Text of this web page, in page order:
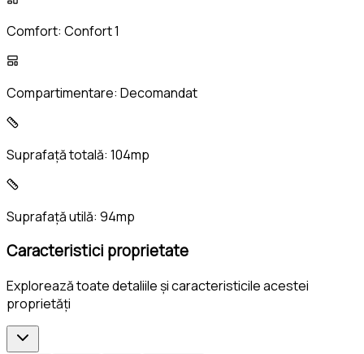
Comfort: Confort 1
Compartimentare: Decomandat
Suprafață totală: 104mp
Suprafață utilă: 94mp
Caracteristici proprietate
Explorează toate detaliile și caracteristicile acestei
proprietăți